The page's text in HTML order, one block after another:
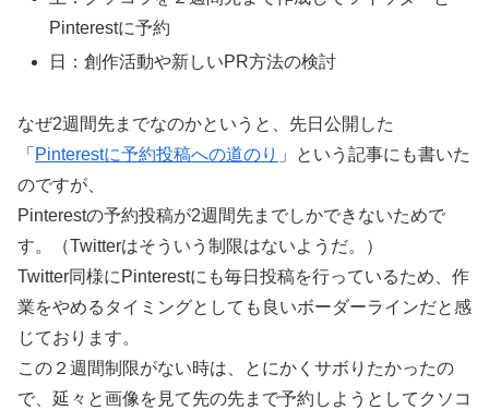
Pinterestに予約
日：創作活動や新しいPR方法の検討
なぜ2週間先までなのかというと、先日公開した
「 Pinterestに予約投稿への道のり 」という記事にも書いた
のですが、
Pinterestの予約投稿が2週間先までしかできないためで
す。（Twitterはそういう制限はないようだ。）
Twitter同様にPinterestにも毎日投稿を行っているため、作
業をやめるタイミングとしても良いボーダーラインだと感
じております。
この２週間制限がない時は、とにかくサボりたかったの
で、延々と画像を見て先の先まで予約しようとしてクソコ